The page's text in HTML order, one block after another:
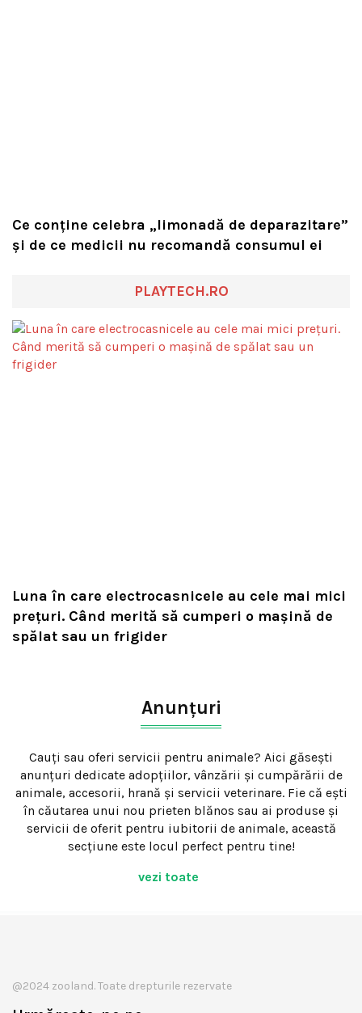
Ce conține celebra „limonadă de deparazitare”
și de ce medicii nu recomandă consumul ei
PLAYTECH.RO
Luna în care electrocasnicele au cele mai mici
prețuri. Când merită să cumperi o mașină de
spălat sau un frigider
Anunțuri
Cauți sau oferi servicii pentru animale? Aici găsești
anunțuri dedicate adopțiilor, vânzării și cumpărării de
animale, accesorii, hrană și servicii veterinare. Fie că ești
în căutarea unui nou prieten blănos sau ai produse și
servicii de oferit pentru iubitorii de animale, această
secțiune este locul perfect pentru tine!
vezi toate
@2024 zooland. Toate drepturile rezervate